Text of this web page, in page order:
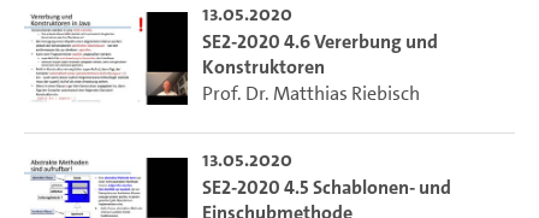
13.05.2020
SE2-2020 4.6 Vererbung und
Konstruktoren
Prof. Dr. Matthias Riebisch
13.05.2020
SE2-2020 4.5 Schablonen- und